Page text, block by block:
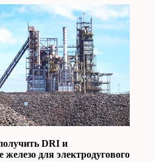
DRI и
железо для электродугового